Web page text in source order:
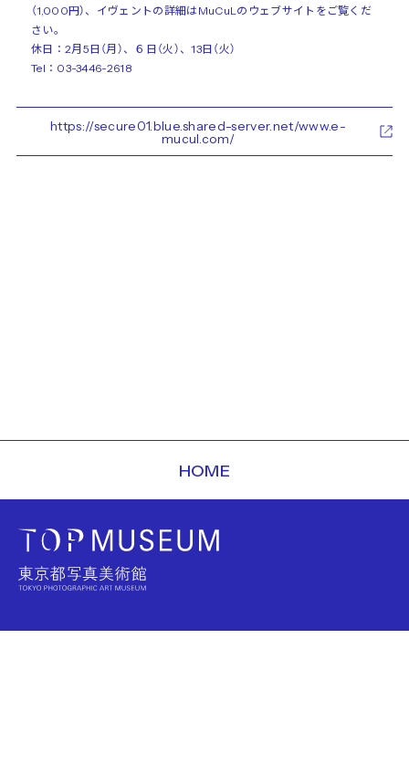
（1,000円）、イヴェントの詳細はMuCuLのウェブサイトをご覧くだ
さい。
休日：2月5日（月）、６日（火）、13日（火）
Tel：03-3446-2618
https://secure01.blue.shared-server.net/www.e-
mucul.com/
HOME